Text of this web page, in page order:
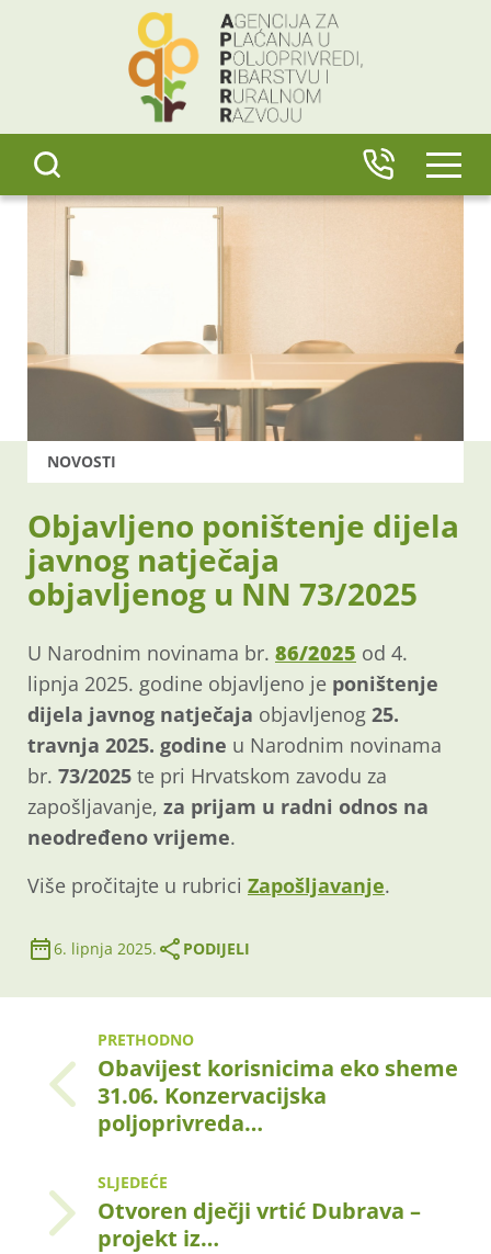
NOVOSTI
Objavljeno poništenje dijela
javnog natječaja
objavljenog u NN 73/2025
U Narodnim novinama br. 86/2025 od 4.
lipnja 2025. godine objavljeno je poništenje
dijela javnog natječaja objavljenog 25.
travnja 2025. godine u Narodnim novinama
br. 73/2025 te pri Hrvatskom zavodu za
zapošljavanje, za prijam u radni odnos na
neodređeno vrijeme.
Više pročitajte u rubrici Zapošljavanje.
6. lipnja 2025. PODIJELI
PRETHODNO
Obavijest korisnicima eko sheme
31.06. Konzervacijska
poljoprivreda…
SLJEDEĆE
Otvoren dječji vrtić Dubrava –
projekt iz…